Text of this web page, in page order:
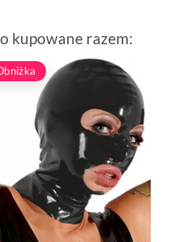
kupowane razem: